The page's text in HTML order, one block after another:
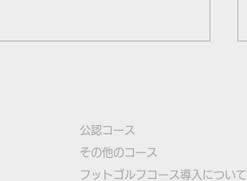
公認コース
​その他のコース
​ フットゴルフコース導入について